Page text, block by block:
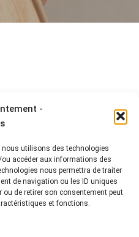
-
nous utilisons des technologies
accéder aux informations des
nous permettra de traiter
de navigation ou les ID uniques
ou de retirer son consentement peut
et fonctions.
les acacias 3 - 85430 La
Landes
artisanale engagée